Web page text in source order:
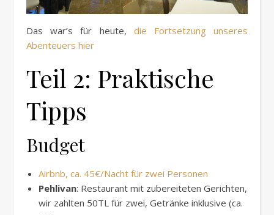
Das war’s für heute, die Fortsetzung unseres
Abenteuers hier
Teil 2: Praktische
Tipps
Budget
Airbnb, ca. 45€/Nacht für zwei Personen
Pehlivan: Restaurant mit zubereiteten Gerichten,
wir zahlten 50TL für zwei, Getränke inklusive (ca.